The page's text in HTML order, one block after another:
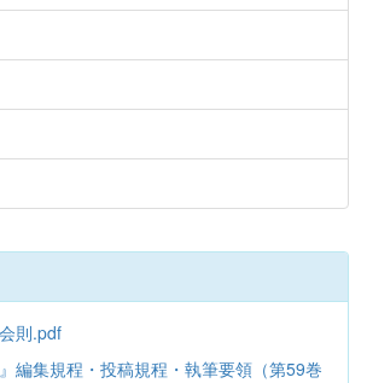
則.pdf
編集規程・投稿規程・執筆要領（第59巻